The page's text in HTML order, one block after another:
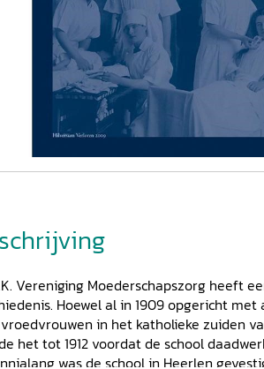
Vereniging Moederschapszorg heeft
Hoewel al in 1909 opgericht met
in het katholieke zuiden
het tot 1912 voordat de school
was de school in Heerlen